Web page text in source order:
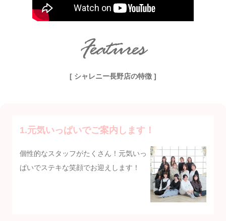
Features
[ シャレニー長野店の特徴 ]
1.元気いっぱいでご案内します！
個性的なスタッフがたくさん！元気いっ
ぱいでステキな笑顔でお迎えします！